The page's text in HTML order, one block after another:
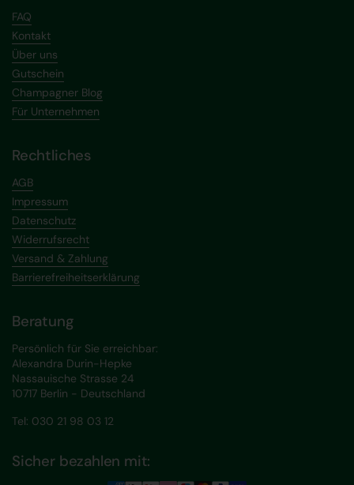
FAQ
Kontakt
Über uns
Gutschein
Champagner Blog
Für Unternehmen
Rechtliches
AGB
Impressum
Datenschutz
Widerrufsrecht
Versand & Zahlung
Barrierefreiheitserklärung
Beratung
Persönlich für Sie erreichbar:
Alexandra Durin-Hepke
Nassauische Strasse 24
10717 Berlin - Deutschland
Tel: 030 21 98 03 12
Sicher bezahlen mit: